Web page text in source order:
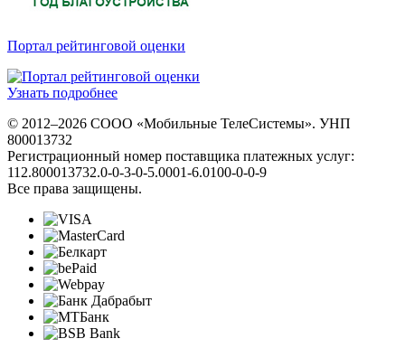
Портал рейтинговой оценки
Узнать подробнее
© 2012–2026 СООО «Мобильные ТелеСистемы». УНП
800013732
Регистрационный номер поставщика платежных услуг:
112.800013732.0-0-3-0-5.0001-6.0100-0-0-9
Все права защищены.